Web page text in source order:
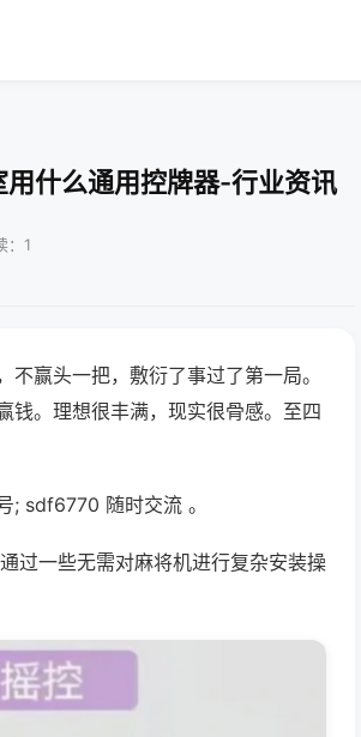
什么通用控牌器-行业资讯
：1
赢头一把，敷衍了事过了第一局。
钱。理想很丰满，现实很骨感。至四
; sdf6770 随时交流 。
过一些无需对麻将机进行复杂安装操